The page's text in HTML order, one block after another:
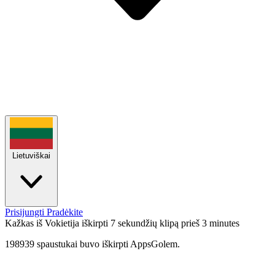
Lietuviškai
Prisijungti Pradėkite
Kažkas iš Vokietija iškirpti 7 sekundžių klipą prieš 3 minutes
198939 spaustukai buvo iškirpti AppsGolem.